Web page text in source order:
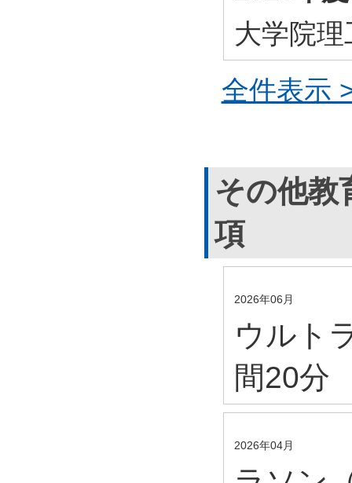
大学院
全件表示
その他教
項
2026年06月
ウルト
間20分
2026年04月